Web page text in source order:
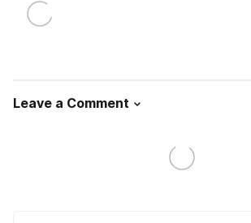
Leave a Comment